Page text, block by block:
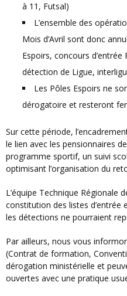
à 11, Futsal)
L’ensemble des
Mois d’Avril sont donc
Espoirs, concours
détection de Ligue,
Les Pôles Espoirs ne
dérogatoire et resteront
Sur cette période, l’encadrement aura pour objectif de maintenir
le lien avec les pensionnaires
programme sportif, un suivi
optimisant l’organisation du
L’équipe Technique Régionale devra également anticiper la
constitution des listes d’entrée
les détections ne pourraient
Par ailleurs, nous vous informons que les Centres de Formation
(Contrat de formation,
dérogation ministérielle et
ouvertes avec une pratique